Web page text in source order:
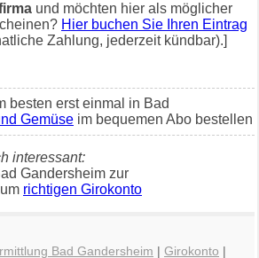
und möchten hier als möglicher
Hier buchen Sie Ihren Eintrag
Zahlung, jederzeit kündbar).]
besten erst einmal in Bad
Gemüse im bequemen Abo bestellen
interessant:
Gandersheim zur
richtigen Girokonto
Bad Gandersheim | Girokonto |